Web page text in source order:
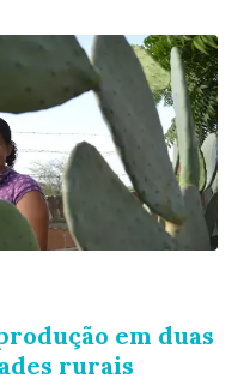
em duas
rurais